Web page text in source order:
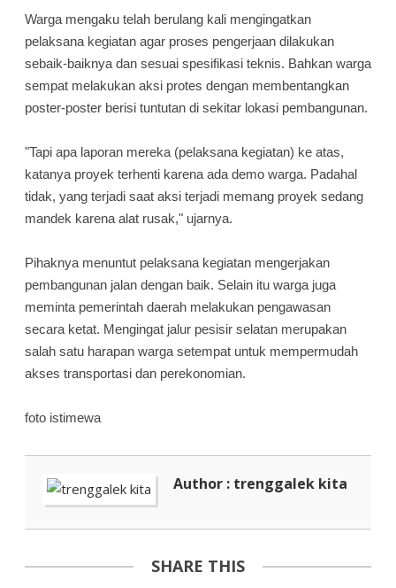
Warga mengaku telah berulang kali mengingatkan
pelaksana kegiatan agar proses pengerjaan dilakukan
sebaik-baiknya dan sesuai spesifikasi teknis. Bahkan warga
sempat melakukan aksi protes dengan membentangkan
poster-poster berisi tuntutan di sekitar lokasi pembangunan.
"Tapi apa laporan mereka (pelaksana kegiatan) ke atas,
katanya proyek terhenti karena ada demo warga. Padahal
tidak, yang terjadi saat aksi terjadi memang proyek sedang
mandek karena alat rusak," ujarnya.
Pihaknya menuntut pelaksana kegiatan mengerjakan
pembangunan jalan dengan baik. Selain itu warga juga
meminta pemerintah daerah melakukan pengawasan
secara ketat. Mengingat jalur pesisir selatan merupakan
salah satu harapan warga setempat untuk mempermudah
akses transportasi dan perekonomian.
foto istimewa
Author : trenggalek kita
SHARE THIS